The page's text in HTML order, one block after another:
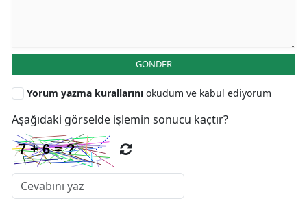
GÖNDER
Yorum yazma kurallarını okudum ve kabul ediyorum
Aşağıdaki görselde işlemin sonucu kaçtır?